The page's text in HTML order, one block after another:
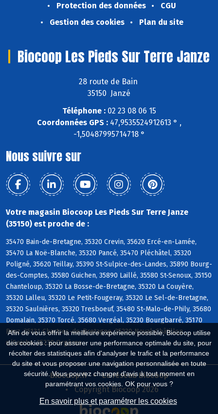
Afin de vous offrir la meilleure expérience possible, Biocoop utilise
des cookies : pour assurer une performance optimale du site, pour
récolter des statistiques afin d'analyser le trafic et la performance
du site et vous proposer une navigation personnalisée en toute
sécurité. Vous pouvez changer d'avis à tout moment en
paramétrant vos cookies. OK pour vous ?
En savoir plus et paramétrer les cookies
Protection des données
CGU
Gestion des cookies
Plan du site
Biocoop Les Pieds Sur Terre Janze
28 route de Bain
35150 Janzé
Téléphone :02 23 08 06 15
Coordonnées GPS :47,9535524912613 ° ,
-1,50487995714718 °
Nous suivre sur
Votre magasin Biocoop Les Pieds Sur Terre Janze
(35150) est proche de :
35470 Bain-de-Bretagne, 35320 Crevin, 35620 Ercé-en-Lamée,
35470 La Noë-Blanche, 35320 Pancé, 35470 Pléchâtel, 35320
Poligné, 35620 Teillay, 35390 St-Sulpice-des-Landes, 35890 Bourg-
des-Comptes, 35580 Guichen, 35890 Laillé, 35580 St-Senoux, 35150
Chanteloup, 35320 La Bosse-de-Bretagne, 35320 La Couyère,
35320 Lalleu, 35320 Le Petit-Fougeray, 35320 Le Sel-de-Bretagne,
35320 Saulnières, 35320 Tresboeuf, 35480 St-Malo-de-Phily, 35680
Domalain, 35370 Torcé, 35680 Vergéal, 35230 Bourgbarré, 35170
Bruz, 35131 Chartres-de-Bretagne, 35230 Noyal-Châtillon
s/Seiche, 35230 Orgères
Biocoop.fr
Le réseau Biocoop
Copyright Biocoop 2026